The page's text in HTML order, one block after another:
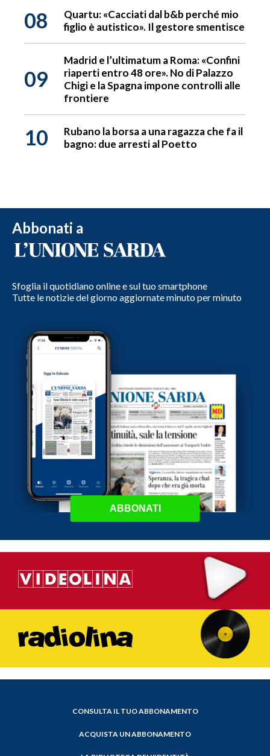
08
Quartu: «Cacciati dal b&b perché mio
figlio è autistico». Il gestore smentisce
09
Madrid e l’ultimatum a Roma: «Confini
riaperti entro 48 ore». No di Palazzo
Chigi e la Spagna impone controlli alle
frontiere
10
Rubano la borsa a una ragazza che fa il
bagno: due arresti al Poetto
Abbonati a
Sfoglia il quotidiano online e sul tuo smartphone
Tutte le notizie del giorno aggiornate minuto per minuto
ABBONATI
CONSULTA IL TUO ABBONAMENTO
ACQUISTA UN ABBONAMENTO